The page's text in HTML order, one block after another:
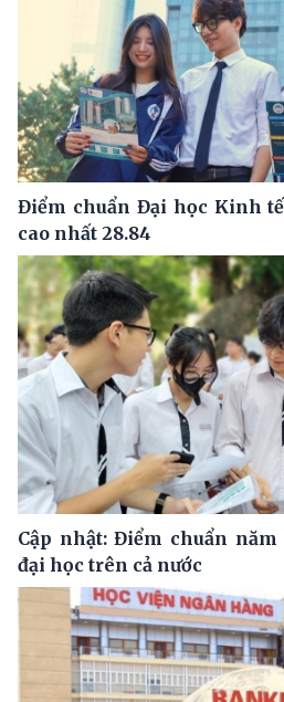
Điểm chuẩn Đại học Kinh
cao nhất 28.84
Cập nhật: Điểm chuẩn
đại học trên cả nước